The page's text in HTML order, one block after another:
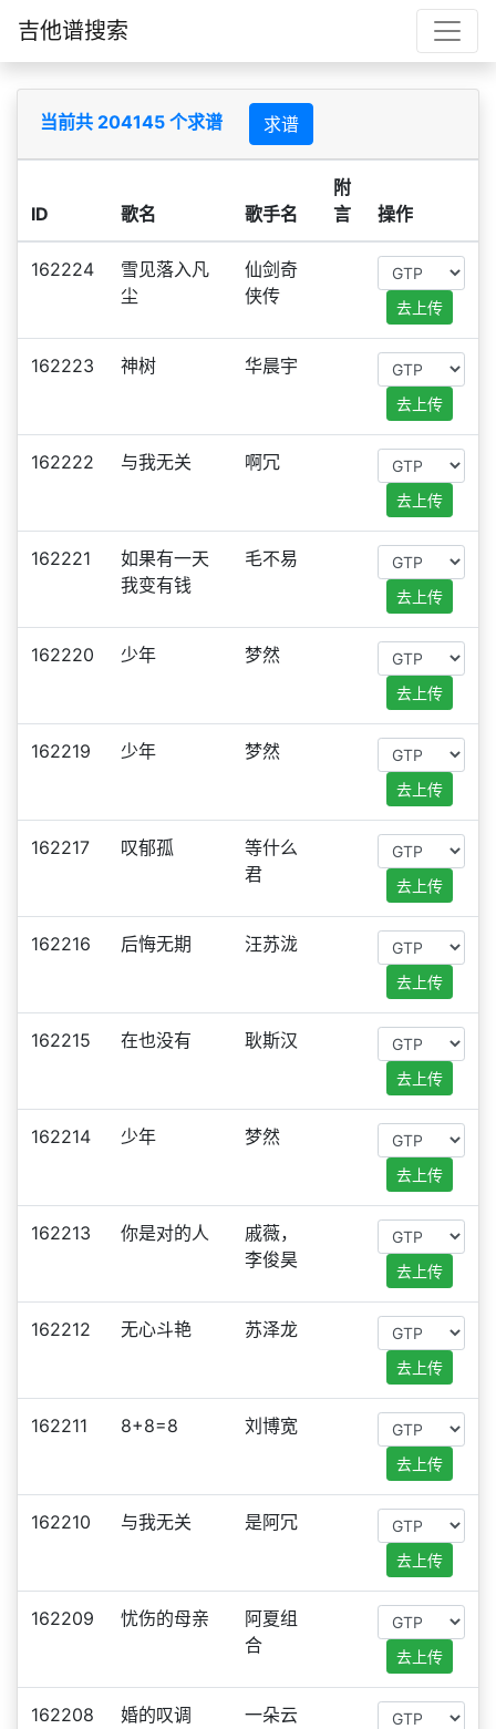
吉他谱搜索
当前共 204145 个求谱 求谱
ID 歌名 歌手名
附
言
操作
162224
雪见落入凡
尘
仙剑奇
侠传
去上传
162223 神树 华晨宇
去上传
162222 与我无关 啊冗
去上传
162221
如果有一天
我变有钱
毛不易
去上传
162220 少年 梦然
去上传
162219 少年 梦然
去上传
162217 叹郁孤
等什么
君
去上传
162216 后悔无期 汪苏泷
去上传
162215 在也没有 耿斯汉
去上传
162214 少年 梦然
去上传
162213 你是对的人
戚薇，
李俊昊
去上传
162212 无心斗艳 苏泽龙
去上传
162211 8+8=8 刘博宽
去上传
162210 与我无关 是阿冗
去上传
162209 忧伤的母亲
阿夏组
合
去上传
162208 婚的叹调
一朵云